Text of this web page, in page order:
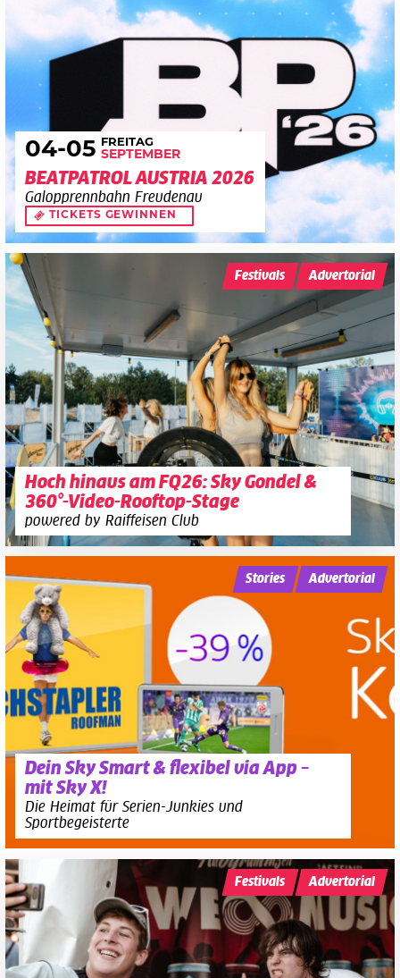
04-05 FREITAG
SEPTEMBER
BEATPATROL AUSTRIA 2026
Galopprennbahn Freudenau
TICKETS GEWINNEN
Hoch hinaus am FQ26: Sky Gondel &
360°-Video-Rooftop-Stage
powered by Raiffeisen Club
Festivals Advertorial
Dein Sky Smart & flexibel via App –
mit Sky X!
Die Heimat für Serien-Junkies und
Sportbegeisterte
Stories Advertorial
Festivals Advertorial